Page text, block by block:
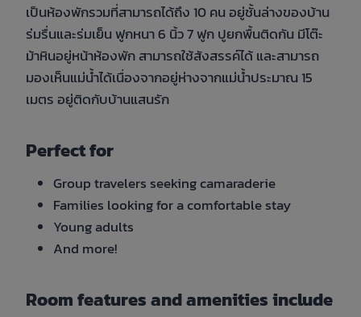
เป็นห้องพักรวมที่สามารถได้ถึง 10 คน อยู่ชั้นล่างของบ้าน
ร่มรื่นและร่มเย็น ฟูกหนา 6 นิ้ว 7 ฟูก ปูยกพื้นติดกัน มีโต๊ะ
ม้าหินอยู่หน้าห้องพัก สามารถใช้สังสรรค์ได้ และสามารถ
มองเห็นแม่น้ำได้เนื่องจากอยู่ห่างจากแม่น้ำประมาณ 15
เมตร อยู่ติดกับบ้านแสนรัก
Perfect for
Group travelers seeking camaraderie
Families looking for a comfortable stay
Young adults
And more!
Room features and amenities include